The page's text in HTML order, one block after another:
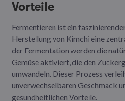
Vorteile
Fermentieren ist ein
Herstellung von Kimchi eine
der Fermentation werden die
Gemüse aktiviert, die den
umwandeln. Dieser Prozess
unverwechselbaren Geschmack
gesundheitlichen Vorteile.